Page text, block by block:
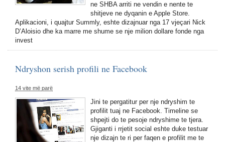
ne SHBA arriti ne vendin e nente te
shitjeve ne dyqanin e Apple Store.
Aplikacioni, i quajtur Summly, eshte dizajnuar nga 17 vjeçari Nick
D’Aloisio dhe ka marre me shume se nje milion dollare fonde nga
invest
Ndryshon serish profili ne Facebook
14 vite më parë
Jini te pergatitur per nje ndryshim te
profilit tuaj ne Facebook. Timeline se
shpejti do te pesoje ndryshime te tjera.
Gjiganti i rrjetit social eshte duke testuar
nje dizajn te ri per faqen e profilit me te